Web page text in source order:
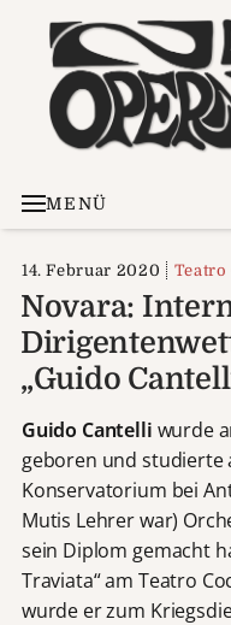
MENÜ
14. Februar 2020 Teatro
Novara:
„Guido
Guido Cantelli wurde
geboren und studierte
Konservatorium bei
Mutis Lehrer war)
sein Diplom gemacht
Traviata“ am Teatro
wurde er zum